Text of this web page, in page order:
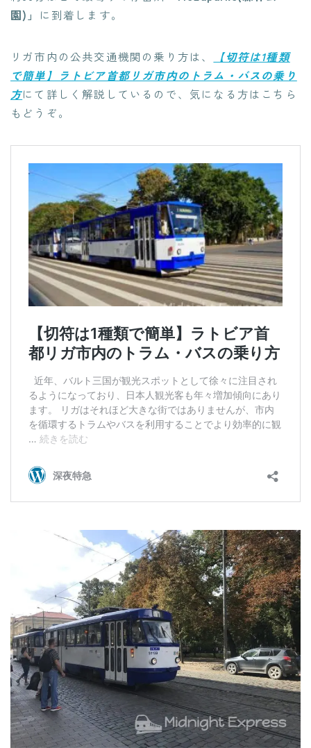
園)」
に到着します。
リガ市内の公共交通機関の乗り方は、
【切符は1種類
で簡単】ラトビア首都リガ市内のトラム・バスの乗り
方にて詳しく解説しているので、気になる方はこちら
もどうぞ。